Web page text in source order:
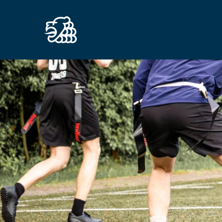
Zum Hauptinhalt springen